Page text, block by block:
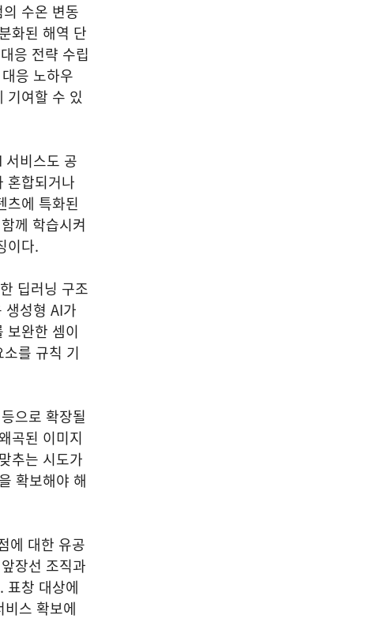
수온 변동
화된 해역 단
응 전략 수립
응 노하우
기여할 수 있
서비스도 공
혼합되거나
츠에 특화된
께 학습시켜
이다.
딥러닝 구조
생성형 AI가
보완한 셈이
를 규칙 기
으로 확장될
곡된 이미지
추는 시도가
확보해야 해
에 대한 유공
장선 조직과
표창 대상에
스 확보에